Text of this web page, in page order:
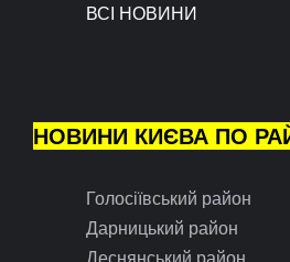
ВСІ НОВИНИ
НОВИНИ КИЄВА ПО
Голосіївський район
Дарницький район
Деснянський район